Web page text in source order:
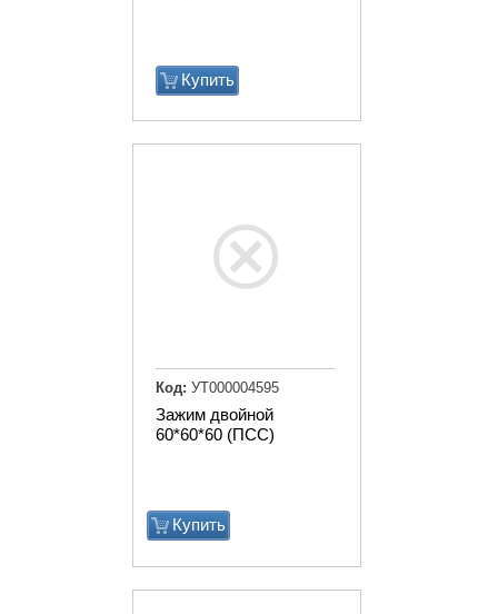
Купить
Зажим двойной
60*60*60 (ПСС)
Купить
Код: УТ000004595